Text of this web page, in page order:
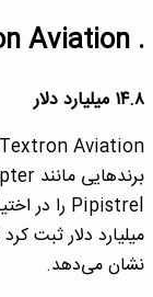
. Textron Aviation
۱۴.۸ میلیارد دلار
نشان می‌دهد.